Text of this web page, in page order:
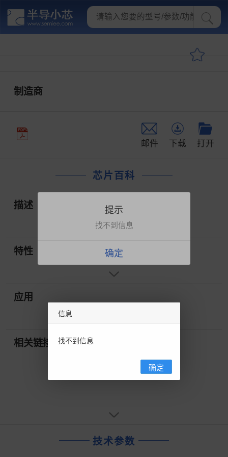
制造商
邮件 下载 打开
芯片百科
描述
特性
应用
相关链接
技术参数
信息
找不到信息
确定
提示
找不到信息
确定